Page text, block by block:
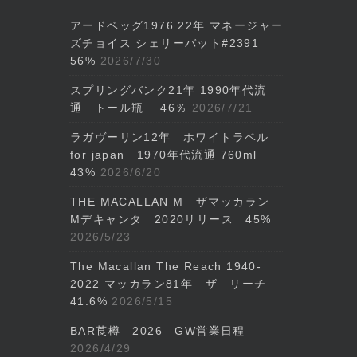
アードベッグ1976 22年 マネージャー
ズチョイス シェリーバット#2391
56% 2026/7/30
スプリングバンク21年 1990年代流
通 トール瓶 46％
2026/7/21
ラガヴーリン12年 ホワイトラベル
for japan 1970年代流通 760ml
43% 2026/6/20
THE MACALLAN M ザマッカラン
Mデキャンタ 2020リリース 45%
2026/5/23
The Macallan The Reach 1940-
2022 マッカラン81年 ザ リーチ
41.6% 2026/5/15
BAR莨樽 2026 GW営業日程
2026/4/29